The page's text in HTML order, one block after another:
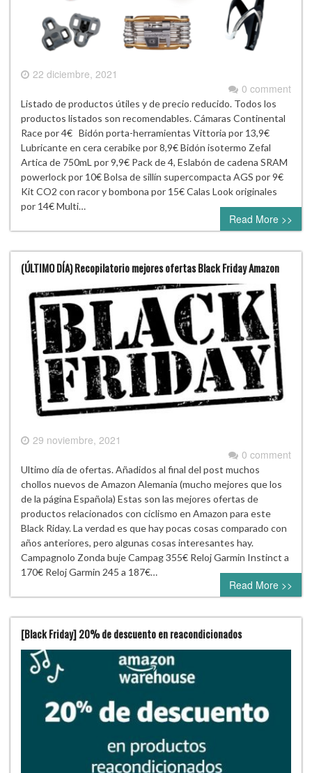
22 diciembre, 2021
0 comment
Listado de productos útiles y de precio reducido. Todos los
productos listados son recomendables. Cámaras Continental
Race por 4€ Bidón porta-herramientas Vittoria por 13,9€
Lubricante en cera cerabike por 8,9€ Bidón isotermo Zefal
Artica de 750mL por 9,9€ Pack de 4, Eslabón de cadena SRAM
powerlock por 10€ Bolsa de sillín supercompacta AGS por 9€
Kit CO2 con racor y bombona por 15€ Calas Look originales
por 14€ Multi…
Read More >>
(ÚLTIMO DÍA) Recopilatorio mejores ofertas Black Friday Amazon
29 noviembre, 2021
0 comment
Ultimo día de ofertas. Añadidos al final del post muchos
chollos nuevos de Amazon Alemania (mucho mejores que los
de la página Española) Estas son las mejores ofertas de
productos relacionados con ciclismo en Amazon para este
Black Riday. La verdad es que hay pocas cosas comparado con
años anteriores, pero algunas cosas interesantes hay.
Campagnolo Zonda buje Campag 355€ Reloj Garmin Instinct a
170€ Reloj Garmin 245 a 187€…
Read More >>
[Black Friday] 20% de descuento en reacondicionados